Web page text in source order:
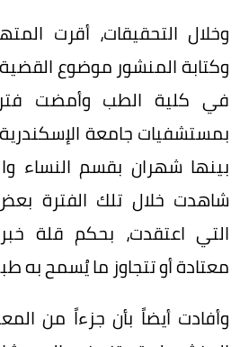
وخلال التحقيقات، أقرت
وكتابة المنشور موضوع
في كلية الطب وأمضت فترة
بينها شهران بقسم النساء
شاهدت خلال تلك الفترة
التي اعتقدت، بحكم قلة
معتادة أو تتجاوز ما يُسمح به
وأفادت أيضاً بأن جزءاً من